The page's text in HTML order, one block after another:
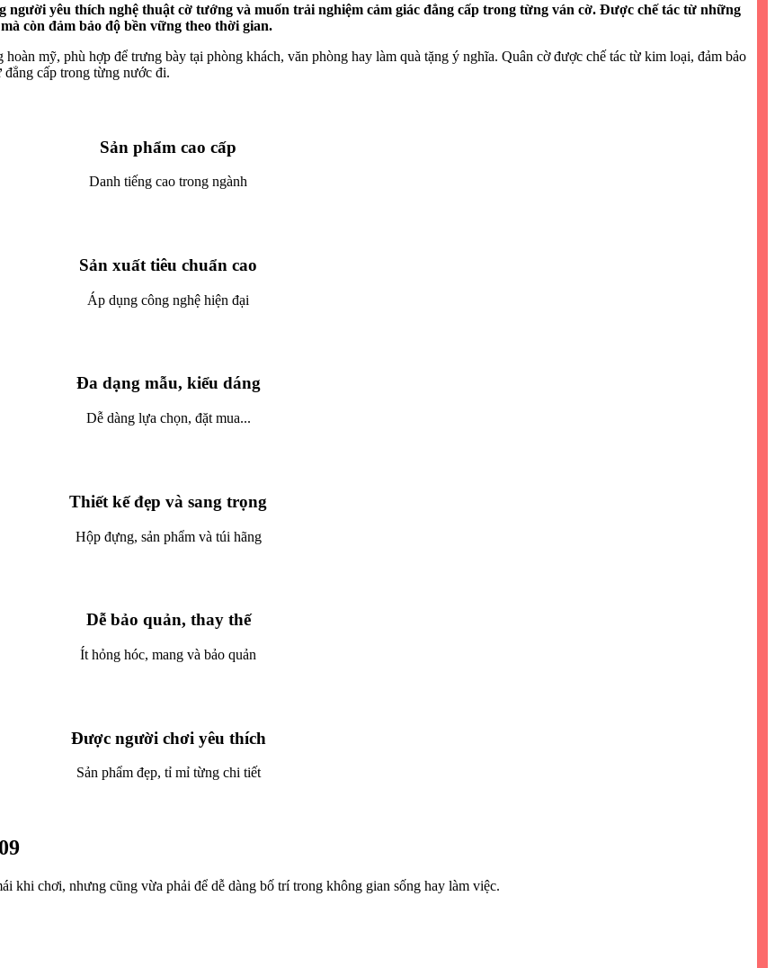
yêu thích nghệ thuật cờ tướng và muốn trải nghiệm cảm giác đẳng cấp trong từng ván cờ. Được chế tác từ những
còn đảm bảo độ bền vững theo thời gian.
mỹ, phù hợp để trưng bày tại phòng khách, văn phòng hay làm quà tặng ý nghĩa. Quân cờ được chế tác từ kim loại, đảm bảo
cấp trong từng nước đi.
Sản phẩm cao cấp
Danh tiếng cao trong ngành
Sản xuất tiêu chuẩn cao
Áp dụng công nghệ hiện đại
Đa dạng mẫu, kiểu dáng
Dễ dàng lựa chọn, đặt mua...
Thiết kế đẹp và sang trọng
Hộp đựng, sản phẩm và túi hãng
Dễ bảo quản, thay thế
Ít hỏng hóc, mang và bảo quản
Được người chơi yêu thích
Sản phẩm đẹp, tỉ mỉ từng chi tiết
khi chơi, nhưng cũng vừa phải để dễ dàng bố trí trong không gian sống hay làm việc.